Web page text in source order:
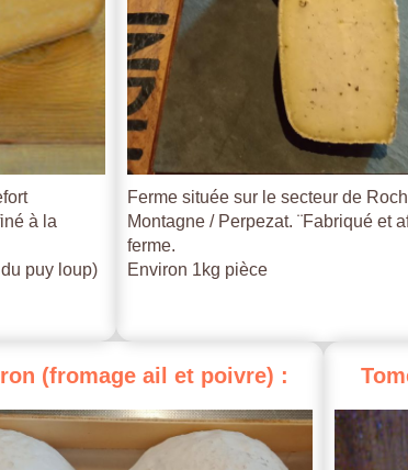
à la
puy loup)
Ferme située sur le secteur de
Montagne / Perpezat. ¨Fabriqué et
ferme.
Environ 1kg pièce
(fromage ail et poivre) :